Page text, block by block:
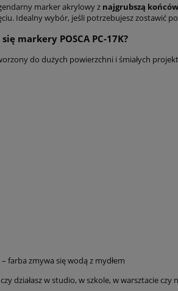
marker akrylowy z najgrubszą
Idealny wybór, jeśli potrzebujesz zostawić
markery POSCA PC-17K?
do dużych powierzchni i śmiałych
– farba zmywa się wodą z mydłem
działasz w studio, w szkole, w warsztacie